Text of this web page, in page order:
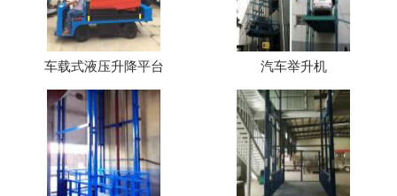
车载式液压升降平台 汽车举升机